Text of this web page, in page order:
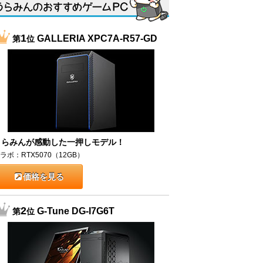
第1位GALLERIA XPC7A-R57-GD
みんが感動した一押しモデル！
ボ：RTX5070（12GB）
価格を見る
第2位G-Tune DG-I7G6T